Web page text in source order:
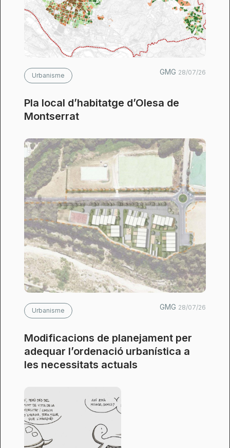
Urbanisme GMG 28/07/26
Pla local d’habitatge d’Olesa de
Montserrat
Urbanisme GMG 28/07/26
Modificacions de planejament per
adequar l’ordenació urbanística a
les necessitats actuals